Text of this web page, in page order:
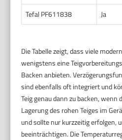
Tefal PF611838
Ja
Die Tabelle zeigt, dass viele
wenigstens eine
Backen anbieten.
sind ebenfalls oft integriert und
Teig genau dann zu backen, wenn
Lagerung des rohen Teiges im
und sollte nur kurzzeitig erfolgen,
beeinträchtigen. Die